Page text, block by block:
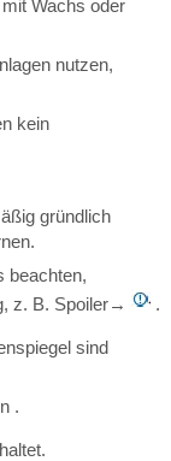
Wachs oder
nutzen,
kein
gründlich
beachten,
z. B. Spoiler→
.
sind
.